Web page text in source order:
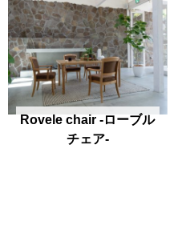
Rovele chair -ローブル
チェア-